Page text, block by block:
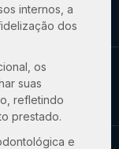
internos, a
dos
os
suas
refletindo
prestado.
e